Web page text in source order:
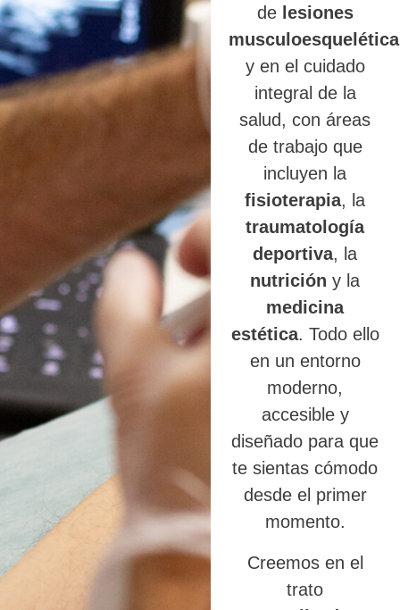
de lesiones
y en el cuidado
integral de la
salud, con áreas
de trabajo que
incluyen la
fisioterapia, la
traumatología
deportiva, la
nutrición y la
medicina
estética. Todo ello
en un entorno
moderno,
accesible y
diseñado para que
te sientas cómodo
desde el primer
momento.
Creemos en el
trato